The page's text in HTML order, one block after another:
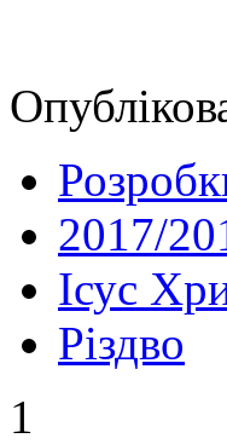
2017/
Ісус
Різдво
1